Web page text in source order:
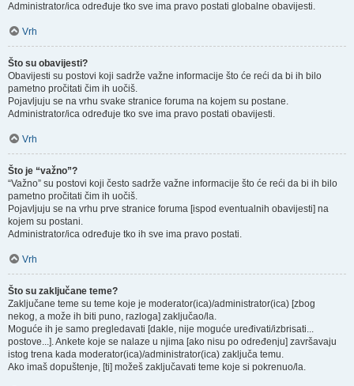
Administrator/ica određuje tko sve ima pravo postati globalne obavijesti.
Vrh
Što su obavijesti?
Obavijesti su postovi koji sadrže važne informacije što će reći da bi ih bilo
pametno pročitati čim ih uočiš.
Pojavljuju se na vrhu svake stranice foruma na kojem su postane.
Administrator/ica određuje tko sve ima pravo postati obavijesti.
Vrh
Što je “važno”?
“Važno” su postovi koji često sadrže važne informacije što će reći da bi ih bilo
pametno pročitati čim ih uočiš.
Pojavljuju se na vrhu prve stranice foruma [ispod eventualnih obavijesti] na
kojem su postani.
Administrator/ica određuje tko ih sve ima pravo postati.
Vrh
Što su zaključane teme?
Zaključane teme su teme koje je moderator(ica)/administrator(ica) [zbog
nekog, a može ih biti puno, razloga] zaključao/la.
Moguće ih je samo pregledavati [dakle, nije moguće uređivati/izbrisati...
postove...]. Ankete koje se nalaze u njima [ako nisu po određenju] završavaju
istog trena kada moderator(ica)/administrator(ica) zaključa temu.
Ako imaš dopuštenje, [ti] možeš zaključavati teme koje si pokrenuo/la.